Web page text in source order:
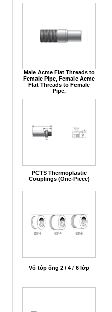
Male Acme Flat Threads to
Female Pipe, Female Acme
Flat Threads to Female
Pipe,
PCTS Thermoplastic
Couplings (One-Piece)
Vỏ tóp ống 2 / 4 / 6 lớp